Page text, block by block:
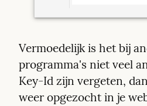
Vermoedelijk is het bij
programma's niet veel
Key-Id zijn vergeten,
weer opgezocht in je